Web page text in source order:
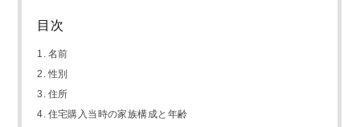
目次
名前
性別
住所
住宅購入当時の家族構成と年齢